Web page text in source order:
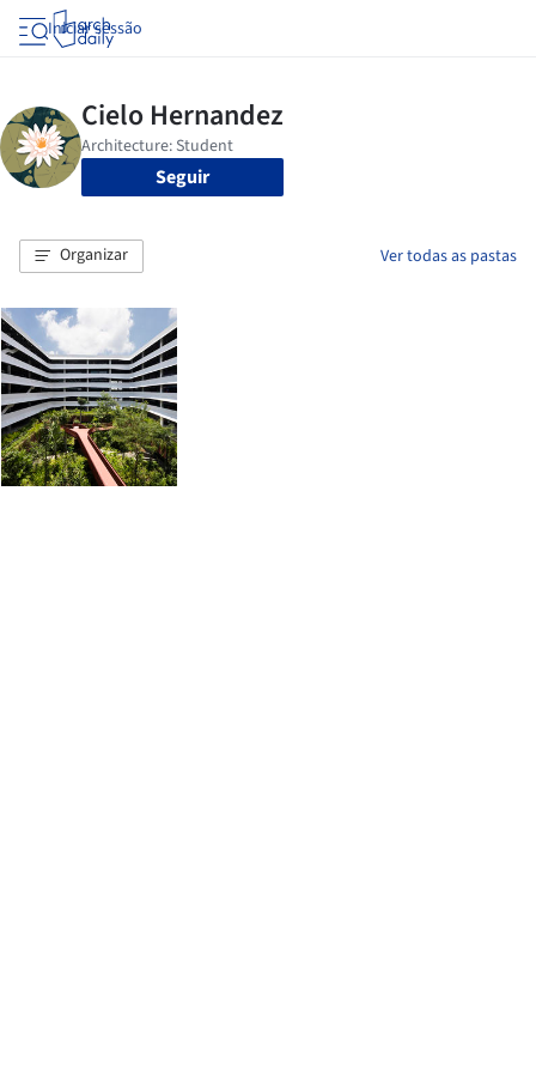
Iniciar sessão
Seguir
Organizar Ver todas as pastas